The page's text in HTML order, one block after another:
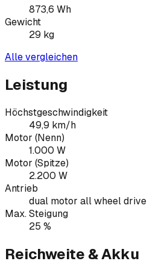
873,6 Wh
Gewicht
29 kg
Alle vergleichen
Leistung
Höchstgeschwindigkeit
49,9 km/h
Motor (Nenn)
1.000 W
Motor (Spitze)
2.200 W
Antrieb
dual motor all wheel drive
Max. Steigung
25 %
Reichweite & Akku